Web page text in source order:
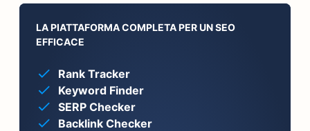
LA PIATTAFORMA COMPLETA PER UN SEO
EFFICACE
Rank Tracker
Keyword Finder
SERP Checker
Backlink Checker